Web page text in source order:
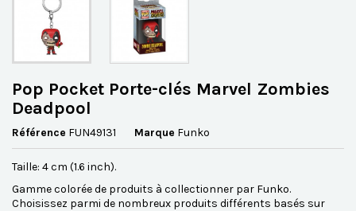
Pop Pocket Porte-clés Marvel Zombies
Deadpool
Référence FUN49131 Marque Funko
Taille: 4 cm (1.6 inch).
Gamme colorée de produits à collectionner par Funko.
Choisissez parmi de nombreux produits différents basés sur